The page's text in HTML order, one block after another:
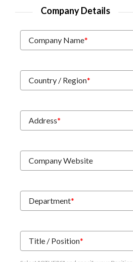
Company Details
Company Name*
Country / Region*
Address*
Company Website
Department*
Title / Position*